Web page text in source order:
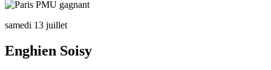
samedi 13 juillet
Enghien Soisy